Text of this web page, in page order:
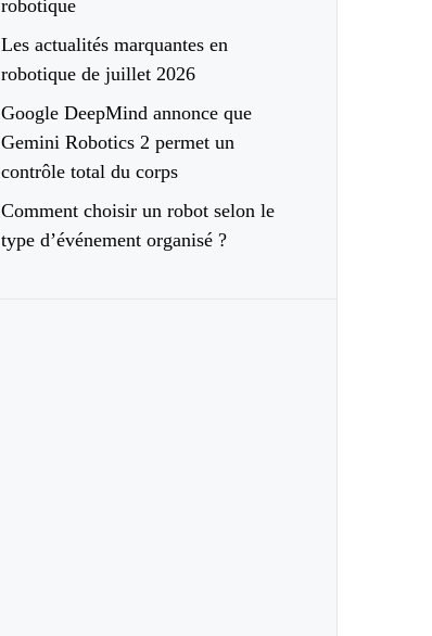
robotique
Les actualités marquantes en
robotique de juillet 2026
Google DeepMind annonce que
Gemini Robotics 2 permet un
contrôle total du corps
Comment choisir un robot selon le
type d’événement organisé ?